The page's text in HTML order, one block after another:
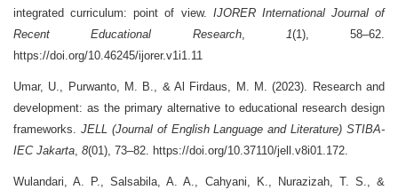
integrated curriculum: point of view. IJORER International Journal of
Recent Educational Research, 1(1), 58–62.
https://doi.org/10.46245/ijorer.v1i1.11
Umar, U., Purwanto, M. B., & Al Firdaus, M. M. (2023). Research and
development: as the primary alternative to educational research design
frameworks. JELL (Journal of English Language and Literature) STIBA-
IEC Jakarta, 8(01), 73–82. https://doi.org/10.37110/jell.v8i01.172.
Wulandari, A. P., Salsabila, A. A., Cahyani, K., Nurazizah, T. S., &